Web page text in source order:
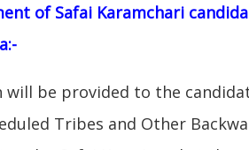
of Safai Karamchari
will be provided to the
Tribes and Other